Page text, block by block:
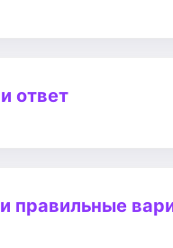
ответ
правильные